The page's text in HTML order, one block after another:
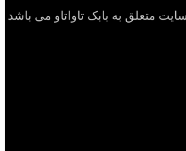
متعلق به بابک تاواتاو می باشد